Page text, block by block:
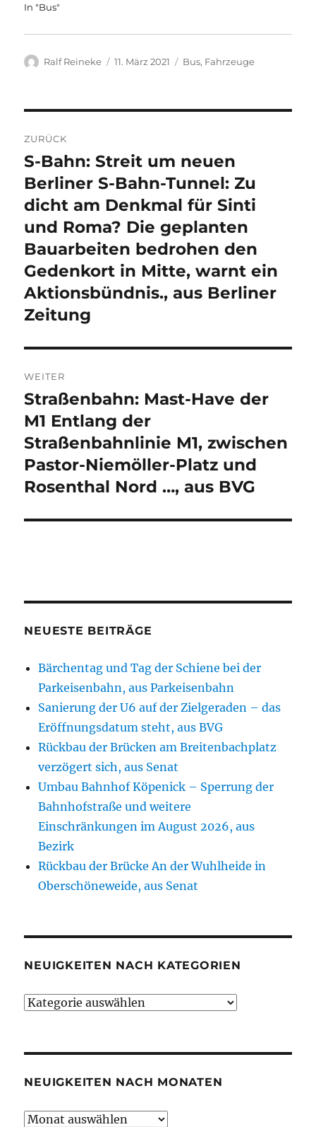
In "Bus"
Autor
Ralf Reineke
Veröffentlicht
11. März 2021 Kategorien
Bus, Fahrzeuge
ZURÜCK
Vorheriger
Beitrag:
S-Bahn: Streit um neuen
Berliner S-Bahn-Tunnel: Zu
dicht am Denkmal für Sinti
und Roma? Die geplanten
Bauarbeiten bedrohen den
Gedenkort in Mitte, warnt ein
Aktionsbündnis., aus Berliner
Zeitung
WEITER
Nächster
Beitrag:
Straßenbahn: Mast-Have der
M1 Entlang der
Straßenbahnlinie M1, zwischen
Pastor-Niemöller-Platz und
Rosenthal Nord …, aus BVG
NEUESTE BEITRÄGE
Bärchentag und Tag der Schiene bei der
Parkeisenbahn, aus Parkeisenbahn
Sanierung der U6 auf der Zielgeraden – das
Eröffnungsdatum steht, aus BVG
Rückbau der Brücken am Breitenbachplatz
verzögert sich, aus Senat
Umbau Bahnhof Köpenick – Sperrung der
Bahnhofstraße und weitere
Einschränkungen im August 2026, aus
Bezirk
Rückbau der Brücke An der Wuhlheide in
Oberschöneweide, aus Senat
NEUIGKEITEN NACH KATEGORIEN
Neuigkeiten
NEUIGKEITEN NACH MONATEN
Neuigkeiten